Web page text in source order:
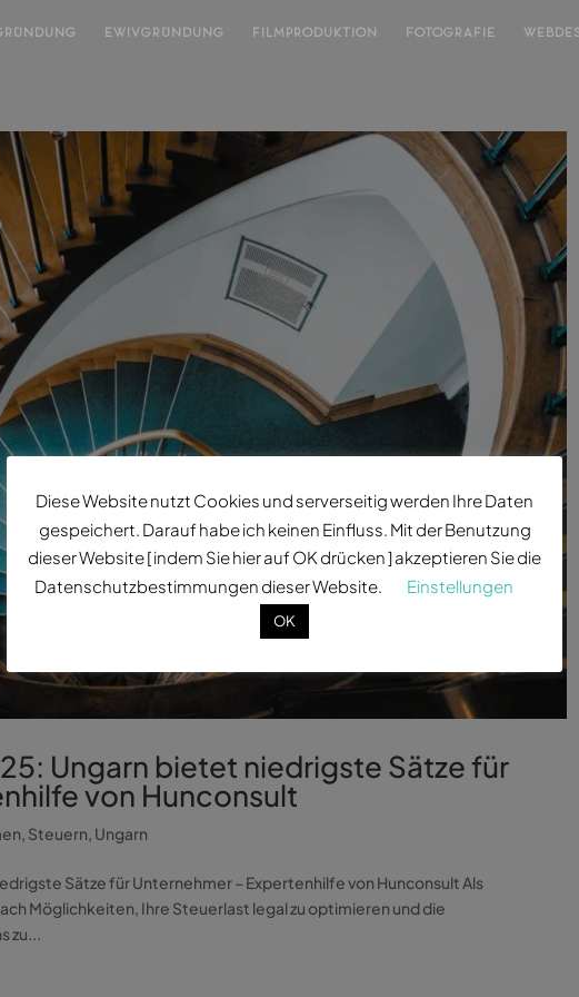
EWIVGRÜNDUNG FILMPRODUKTION FOTOGRAFIE
Ungarn bietet niedrigste Sätze für
von Hunconsult
, Steuern, Ungarn
Sätze für Unternehmer – Expertenhilfe von Hunconsult Als
Möglichkeiten, Ihre Steuerlast legal zu optimieren und die
zu...
Diese Website nutzt Cookies und serverseitig werden Ihre Daten
gespeichert. Darauf habe ich keinen Einfluss. Mit der Benutzung
dieser Website [ indem Sie hier auf OK drücken ] akzeptieren Sie die
Datenschutzbestimmungen dieser Website.
Einstellungen
OK